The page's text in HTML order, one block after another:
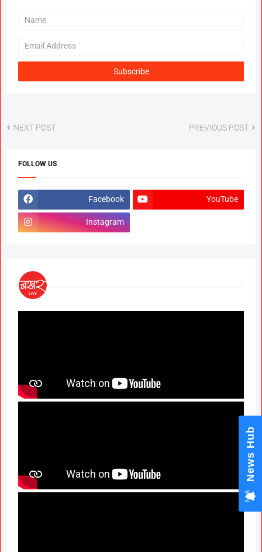
NEXT POST PREVIOUS POST
FOLLOW US
Facebook YouTube
Instagram
News Hub